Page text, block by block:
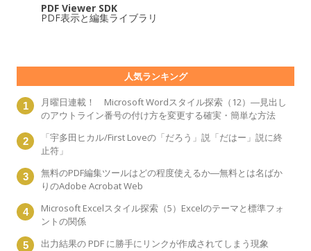
PDF Viewer SDK
PDF表示と編集ライブラリ
人気ランキング
月曜日連載！ Microsoft Wordスタイル探索（12）―見出し
のアウトライン番号の付け方を変更する確実・簡単な方法
「宇多田ヒカル/First Loveの「だろう」説「だはー」説に終
止符」
無料のPDF編集ツールはどの程度使えるか―無料とは名ばか
りのAdobe Acrobat Web
Microsoft Excelスタイル探索（5）Excelのテーマと標準フォ
ントの関係
出力結果の PDF に勝手にリンクが作成されてしまう現象